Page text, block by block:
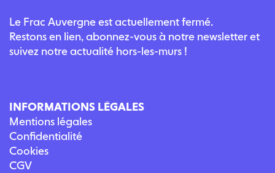
Le Frac Auvergne est actuellement fermé.
Restons en lien, abonnez-vous à notre newsletter et
suivez notre actualité hors-les-murs !
INFORMATIONS LÉGALES
Mentions légales
Confidentialité
Cookies
CGV